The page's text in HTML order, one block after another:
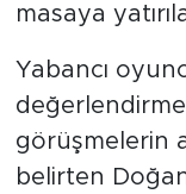
masaya
Yabancı
görüşmelerin
belirten